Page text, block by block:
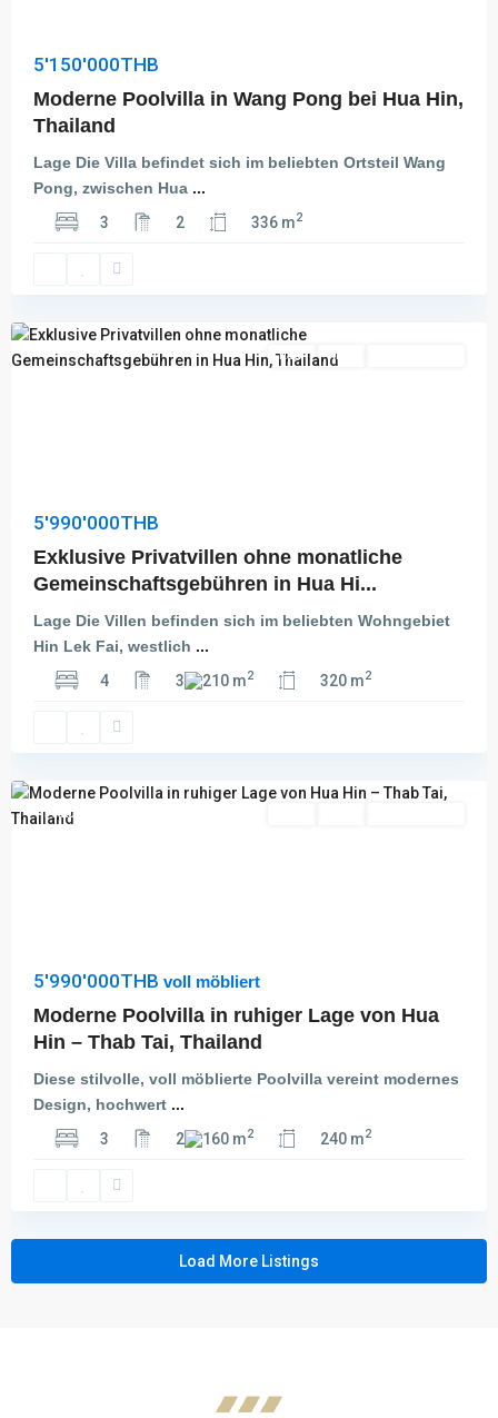
5'150'000THB
Moderne Poolvilla in Wang Pong bei Hua Hin,
Thailand
Lage Die Villa befindet sich im beliebten Ortsteil Wang
Pong, zwischen Hua ...
3
2 336 m2
Hin
Lek
Kauf Aktiv
5'990'000THB
Exklusive Privatvillen ohne monatliche
Gemeinschaftsgebühren in Hua Hi...
Lage Die Villen befinden sich im beliebten Wohngebiet
Hin Lek Fai, westlich ...
4
3 210 m2 320 m2
Thap
Featured
5'990'000THB voll möbliert
Moderne Poolvilla in ruhiger Lage von Hua
Hin – Thab Tai, Thailand
Diese stilvolle, voll möblierte Poolvilla vereint modernes
Design, hochwert ...
3
2 160 m2 240 m2
Load More Listings